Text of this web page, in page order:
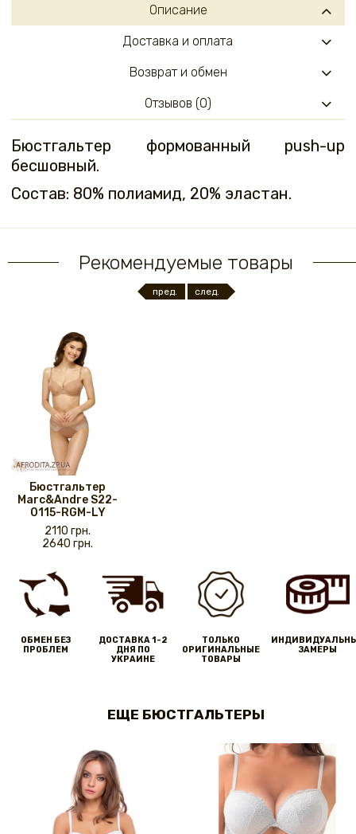
Описание
Бюстгальтер формованный push-up
бесшовный.
Состав: 80% полиамид, 20% эластан.
Доставка и оплата
Возврат и обмен
Отзывов (0)
Рекомендуемые товары
пред. след.
Бюстгальтер
Marc&Andre S22-
0115-RGM-LY
2110 грн.
2640 грн.
ОБМЕН БЕЗ
ПРОБЛЕМ
ДОСТАВКА 1-2
ДНЯ ПО
УКРАИНЕ
ТОЛЬКО
ОРИГИНАЛЬНЫЕ
ТОВАРЫ
ЗАМЕРЫ
ЕЩЕ БЮСТГАЛЬТЕРЫ